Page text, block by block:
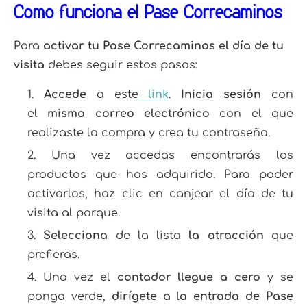
Cómo funciona el Pase Correcaminos
Para activar tu Pase Correcaminos el día de tu
visita debes seguir estos pasos:
Accedea este link. Inicia sesión con
el mismo correo electrónico con el que
realizaste la compra y crea tu contraseña.
Una vez accedas encontrarás los
productos que has adquirido. Para poder
activarlos, haz clic en canjear el día de tu
visita al parque.
Selecciona de la lista la atracción que
prefieras.
Una vez el contador llegue a cero y se
ponga verde, dirígete a la entrada de Pase